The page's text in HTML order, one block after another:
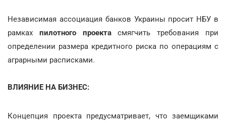
Независимая ассоциация банков Украины просит НБУ в
рамках пилотного проектасмягчить требования при
определении размера кредитного риска по операциям с
аграрными расписками.
ВЛИЯНИЕ НА БИЗНЕС:
Концепция проекта предусматривает, что заемщиками